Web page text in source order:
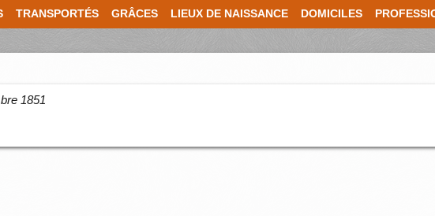
TRANSPORTÉS GRÂCES LIEUX DE NAISSANCE DOMICILES
1851